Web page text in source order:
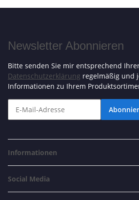
Newsletter Abonnieren
Bitte senden Sie mir entsprechend
Datenschutzerklärung regelmäßig und
Informationen zu Ihrem
Informationen
Social Media